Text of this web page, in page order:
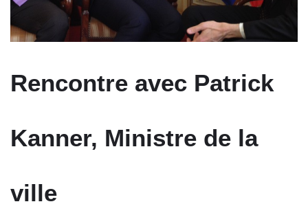
Rencontre avec Patrick
Kanner, Ministre de la
ville